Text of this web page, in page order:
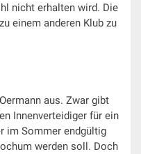
nicht erhalten wird. Die
einem anderen Klub zu
aus. Zwar gibt
Innenverteidiger für ein
im Sommer endgültig
werden soll. Doch